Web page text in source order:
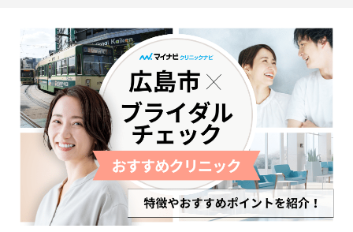
マ
イ
ナ
ビ
ク
リ
医
療
関
係
者
の
ら